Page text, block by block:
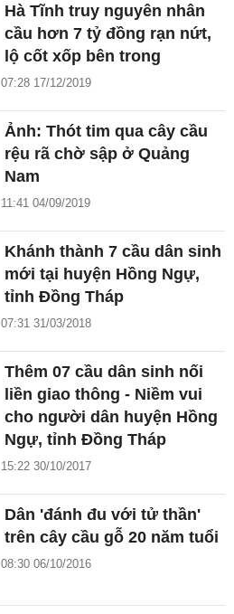
Hà Tĩnh truy nguyên nhân
cầu hơn 7 tỷ đồng rạn nứt,
lộ cốt xốp bên trong
07:28 17/12/2019
Ảnh: Thót tim qua cây cầu
rệu rã chờ sập ở Quảng
Nam
11:41 04/09/2019
Khánh thành 7 cầu dân sinh
mới tại huyện Hồng Ngự,
tỉnh Đồng Tháp
07:31 31/03/2018
Thêm 07 cầu dân sinh nối
liền giao thông - Niềm vui
cho người dân huyện Hồng
Ngự, tỉnh Đồng Tháp
15:22 30/10/2017
Dân 'đánh đu với tử thần'
trên cây cầu gỗ 20 năm tuổi
08:30 06/10/2016